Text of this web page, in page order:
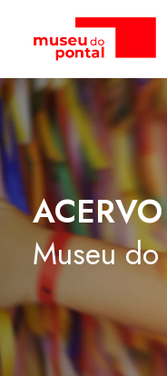
ACERVO
Museu do